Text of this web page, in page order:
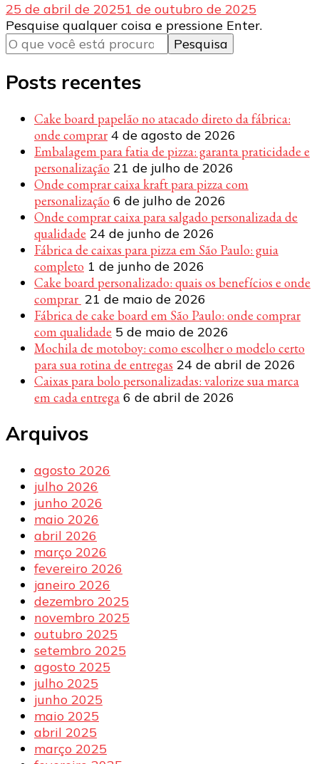
25 de abril de 20251 de outubro de 2025
Procurando
algo?
Pesquise qualquer coisa e pressione Enter.
Posts recentes
Cake board papelão no atacado direto da fábrica:
onde comprar 4 de agosto de 2026
Embalagem para fatia de pizza: garanta praticidade e
personalização 21 de julho de 2026
Onde comprar caixa kraft para pizza com
personalização 6 de julho de 2026
Onde comprar caixa para salgado personalizada de
qualidade 24 de junho de 2026
Fábrica de caixas para pizza em São Paulo: guia
completo 1 de junho de 2026
Cake board personalizado: quais os benefícios e onde
comprar 21 de maio de 2026
Fábrica de cake board em São Paulo: onde comprar
com qualidade 5 de maio de 2026
Mochila de motoboy: como escolher o modelo certo
para sua rotina de entregas 24 de abril de 2026
Caixas para bolo personalizadas: valorize sua marca
em cada entrega 6 de abril de 2026
Arquivos
agosto 2026
julho 2026
junho 2026
maio 2026
abril 2026
março 2026
fevereiro 2026
janeiro 2026
dezembro 2025
novembro 2025
outubro 2025
setembro 2025
agosto 2025
julho 2025
junho 2025
maio 2025
abril 2025
março 2025